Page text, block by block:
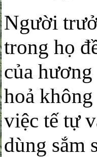
Người
trong họ
của
hoả
việc tế tự
dùng sắm